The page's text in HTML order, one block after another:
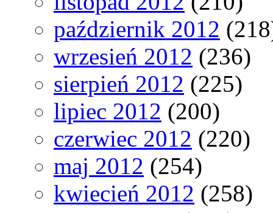
październik 2012
wrzesień 2012 (236)
sierpień 2012 (225)
lipiec 2012 (200)
czerwiec 2012 (220)
maj 2012 (254)
kwiecień 2012 (258)